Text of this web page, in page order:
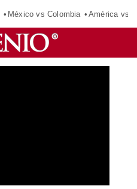
México vs Colombia América vs